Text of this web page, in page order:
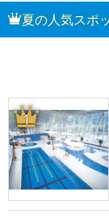
夏の人気スポ
1